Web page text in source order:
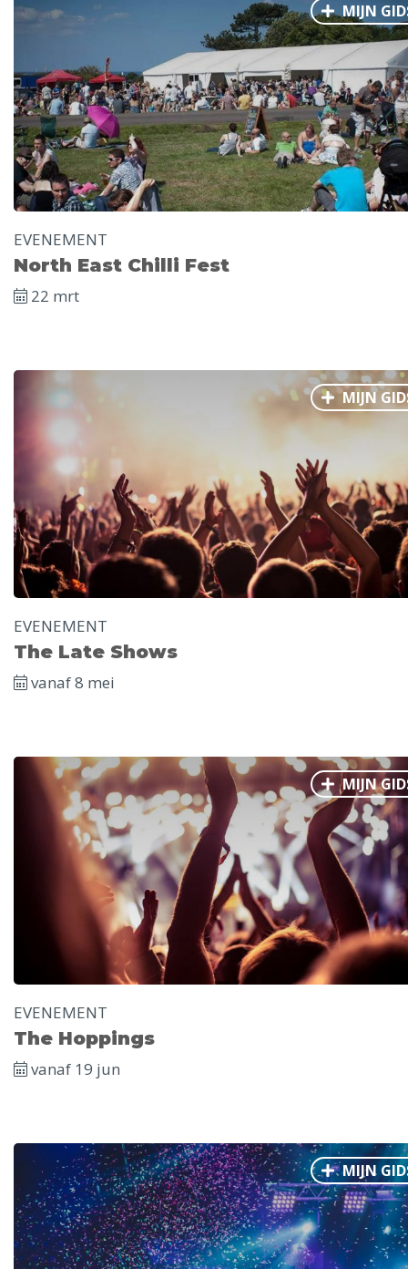
MIJN
EVENEMENT
North East Chilli Fest
22 mrt
MIJN
EVENEMENT
The Late Shows
vanaf 8 mei
MIJN
EVENEMENT
The Hoppings
vanaf 19 jun
MIJN